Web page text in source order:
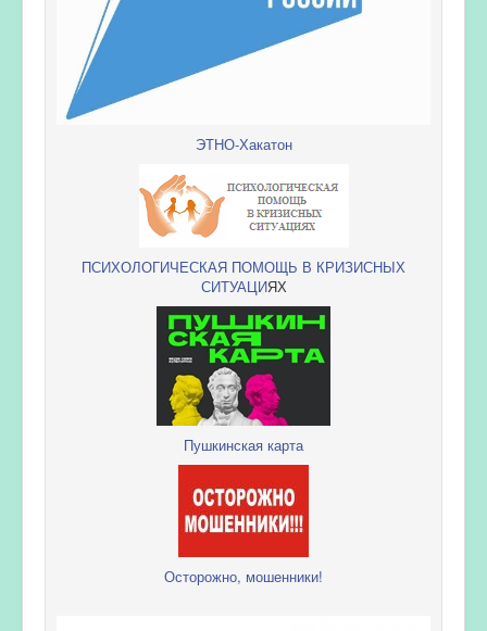
ЭТНО-Хакатон
ПСИХОЛОГИЧЕСКАЯ ПОМОЩЬ В КРИЗИСНЫХ
СИТУАЦИЯХ
Пушкинская карта
Осторожно, мошенники!